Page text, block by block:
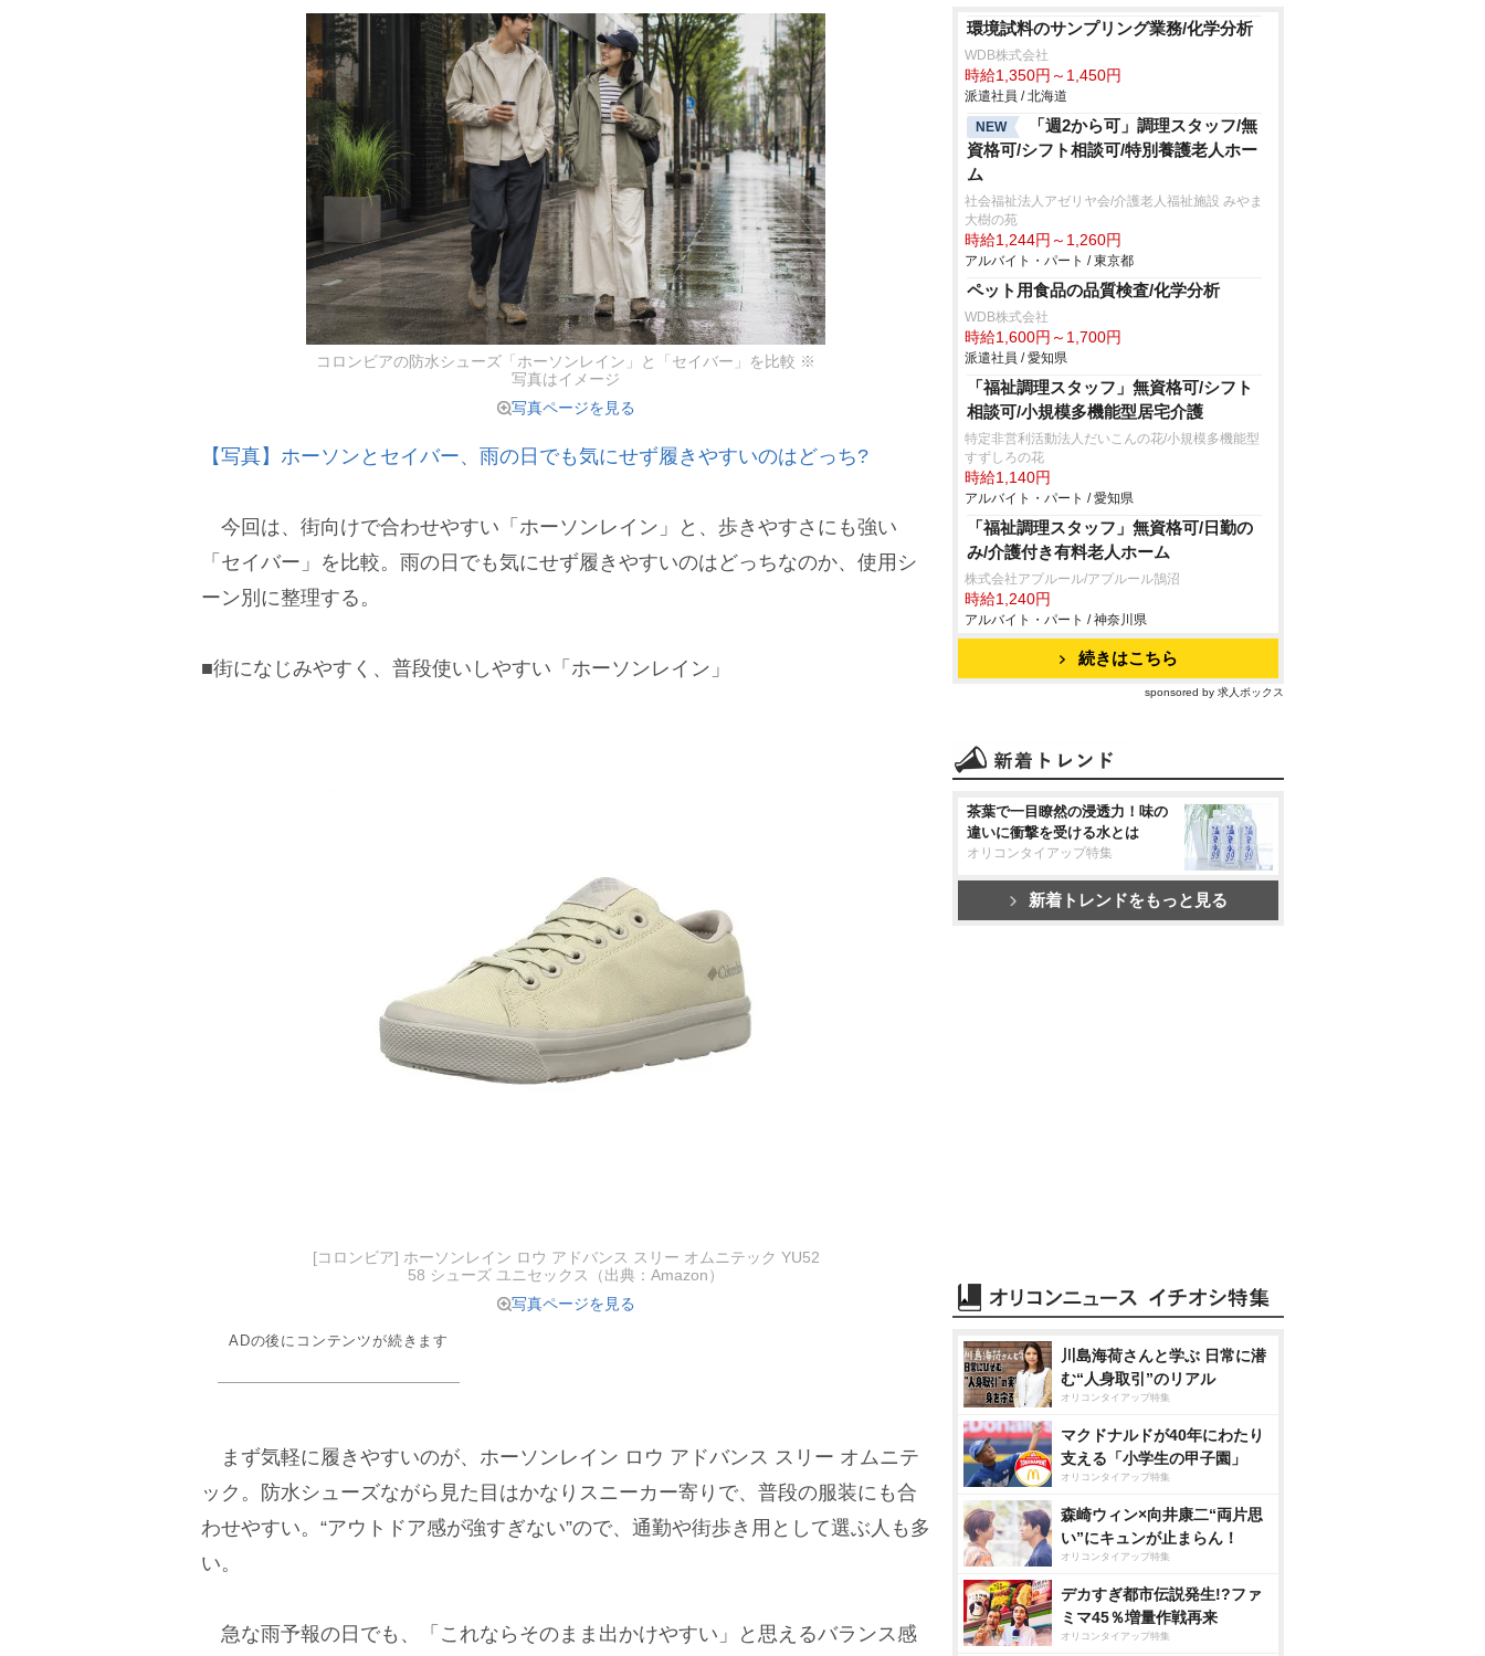
コロンビアの防水シューズ「ホーソンレイン」と「セイバー」を比較 ※
写真はイメージ
写真ページを見る
【写真】ホーソンとセイバー、雨の日でも気にせず履きやすいのはどっち?
今回は、街向けで合わせやすい「ホーソンレイン」と、歩きやすさにも強い
「セイバー」を比較。雨の日でも気にせず履きやすいのはどっちなのか、使用シ
ーン別に整理する。
■街になじみやすく、普段使いしやすい「ホーソンレイン」
[コロンビア] ホーソンレイン ロウ アドバンス スリー オムニテック YU52
58 シューズ ユニセックス（出典：Amazon）
写真ページを見る
ADの後にコンテンツが続きます
まず気軽に履きやすいのが、ホーソンレイン ロウ アドバンス スリー オムニテ
ック。防水シューズながら見た目はかなりスニーカー寄りで、普段の服装にも合
わせやすい。“アウトドア感が強すぎない”ので、通勤や街歩き用として選ぶ人も多
い。
急な雨予報の日でも、「これならそのまま出かけやすい」と思えるバランス感
環境試料のサンプリング業務/化学分析
WDB株式会社
時給1,350円～1,450円
派遣社員 / 北海道
NEW
「週2から可」調理スタッフ/無
資格可/シフト相談可/特別養護老人ホー
ム
社会福祉法人アゼリヤ会/介護老人福祉施設 みやま
大樹の苑
時給1,244円～1,260円
アルバイト・パート / 東京都
ペット用食品の品質検査/化学分析
WDB株式会社
時給1,600円～1,700円
派遣社員 / 愛知県
「福祉調理スタッフ」無資格可/シフト
相談可/小規模多機能型居宅介護
特定非営利活動法人だいこんの花/小規模多機能型
すずしろの花
時給1,140円
アルバイト・パート / 愛知県
「福祉調理スタッフ」無資格可/日勤の
み/介護付き有料老人ホーム
株式会社アプルール/アプルール鵠沼
時給1,240円
アルバイト・パート / 神奈川県
続きはこちら
sponsored by 求人ボックス
茶葉で一目瞭然の浸透力！味の
違いに衝撃を受ける水とは
オリコンタイアップ特集
新着トレンドをもっと見る
川島海荷さんと学ぶ 日常に潜
む“人身取引”のリアル
オリコンタイアップ特集
マクドナルドが40年にわたり
支える「小学生の甲子園」
オリコンタイアップ特集
森崎ウィン×向井康二“両片思
い”にキュンが止まらん！
オリコンタイアップ特集
デカすぎ都市伝説発生!?ファ
ミマ45％増量作戦再来
オリコンタイアップ特集